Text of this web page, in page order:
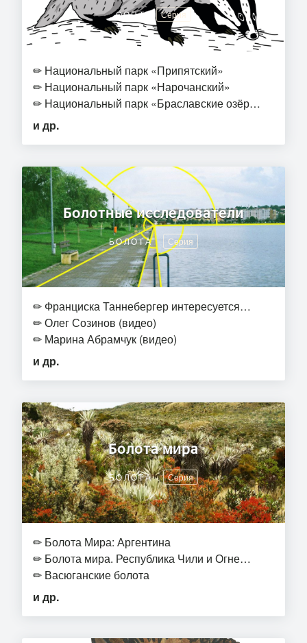
ООПТ Серия
✏ Национальный парк «Припятский»
✏ Национальный парк «Нарочанский»
✏ Национальный парк «Браславские озёр…
и др.
Болотные исследователи
БОЛОТА Серия
✏ Франциска Таннебергер интересуется…
✏Олег Созинов (видео)
✏ Марина Абрамчук (видео)
и др.
Болота мира
БОЛОТА Серия
✏ Болота Мира: Аргентина
✏ Болота мира. Республика Чили и Огне…
✏ Васюганские болота
и др.